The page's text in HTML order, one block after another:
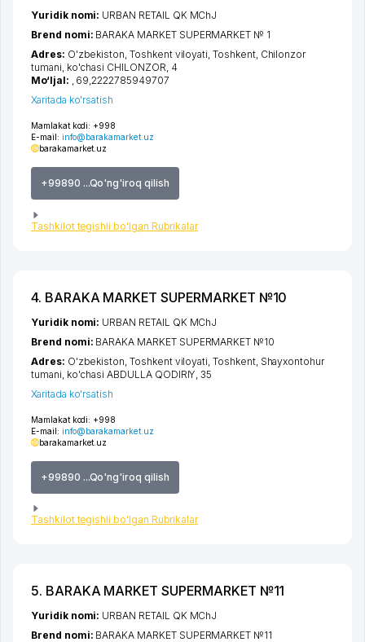
Mamlakat kodi: +998
E-mail: info@barakamarket.uz
barakamarket.uz
+99890 ...Qo'ng'iroq qilish
Tashkilot tegishli bo'lgan Rubrikalar
Yuridik nomi: URBAN RETAIL QK MChJ
Brend nomi: BARAKA MARKET SUPERMARKET № 1
Adres: O'zbekiston,Toshkent viloyati,Toshkent, Chilonzor
tumani, ko'chasi CHILONZOR, 4
Mo‘ljal: , 69,2222785949707
Xaritada ko'rsatish
4. BARAKA MARKET SUPERMARKET №10
Mamlakat kodi: +998
E-mail: info@barakamarket.uz
barakamarket.uz
+99890 ...Qo'ng'iroq qilish
Tashkilot tegishli bo'lgan Rubrikalar
Yuridik nomi: URBAN RETAIL QK MChJ
Brend nomi: BARAKA MARKET SUPERMARKET №10
Adres: O'zbekiston,Toshkent viloyati ,Toshkent, Shayxontohur
tumani ko'chasi ABDULLA QODIRIY , 35
Xaritada ko'rsatish
5. BARAKA MARKET SUPERMARKET №11
Yuridik nomi: URBAN RETAIL QK MChJ
Brend nomi: BARAKA MARKET SUPERMARKET №11